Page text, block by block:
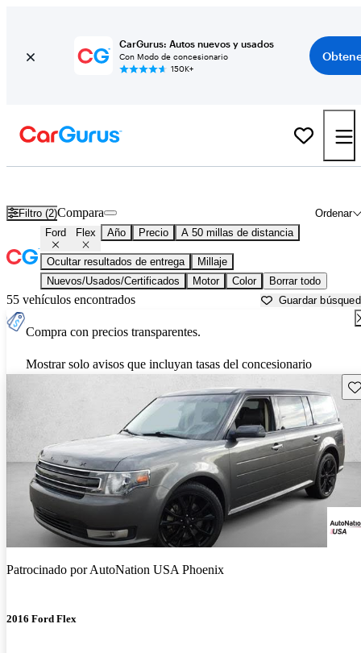
CarGurus: Autos nuevos y usados
Con Modo de concesionario
150K+
Filtro (2) Ordenar
Compara
Ford Flex Año Precio A 50 millas de distancia
Ocultar resultados de entrega
Millaje
Nuevos/Usados/Certificados
Motor Color Borrar todo
55 vehículos encontrados Guardar
Compra con precios transparentes.
Mostrar solo avisos que incluyan tasas del concesionario
Patrocinado porAutoNation USA Phoenix
2016 Ford Flex